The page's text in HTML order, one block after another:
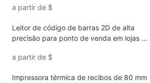
a partir de $
Leitor de código de barras 2D de alta
precisão para ponto de venda em lojas de
a partir de $
Impressora térmica de recibos de 80 mm